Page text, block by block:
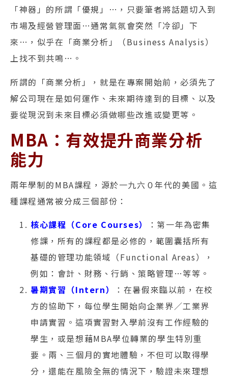
「神器」的所謂「優規」…，只要筆者將話題切入到
市場及經營管理面…通常氣氛會突然「冷卻」下
來…，似乎在「商業分析」（Business Analysis）
上找不到共鳴…。
所謂的「商業分析」，就是在專案開始前，必須先了
解公司現在是如何運作、未來期待達到的目標、以及
要從現況到未來目標必須做哪些改進或變更等。
MBA：有效提升商業分析
能力
兩年學制的MBA課程，源於一九六０年代的美國。這
種課程通常被分成三個部份：
核心課程（Core Courses）
：第一年為密集
修課，所有的課程都是必修的，範圍囊括所有
基礎的管理功能領域（Functional Areas），
例如：會計、財務、行銷、策略管理…等等。
暑期實習（Intern）
：在暑假來臨以前，在校
方的協助下，每位學生開始向企業界／工業界
申請實習。這項實習對入學前沒有工作經驗的
學生，或是想藉MBA學位轉業的學生特別重
要。兩、三個月的實地體驗，不但可以取得學
分，還能在風險全無的情況下，驗證未來理想